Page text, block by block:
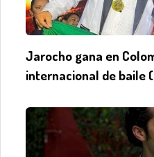
Jarocho gana en
internacional de baile